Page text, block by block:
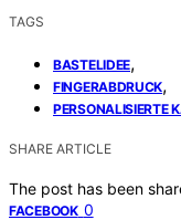
TAGS
BASTELIDEE,
FINGERABDRUCK,
PERSONALISIERTE
SHARE ARTICLE
The post has been
FACEBOOK 0